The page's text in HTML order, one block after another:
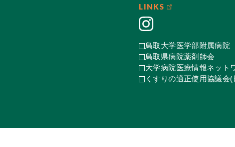
LINKS
鳥取大学医学部附属病院
鳥取県病院薬剤師会
大学病院医療情報ネット
くすりの適正使用協議会